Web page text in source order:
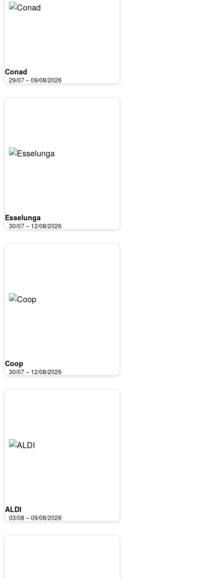
Conad
29/07 – 09/08/2026
Esselunga
30/07 – 12/08/2026
Coop
30/07 – 12/08/2026
ALDI
03/08 – 09/08/2026